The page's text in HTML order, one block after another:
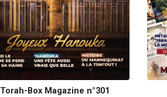
Torah-Box Magazine n°301